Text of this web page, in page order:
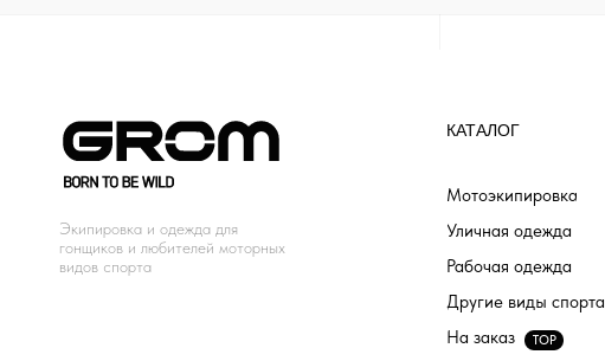
КАТАЛОГ
Мотоэкипировка
Уличная одежда
Рабочая одежда
На заказ TOP
Экипировка и одежда для
гонщиков и любителей моторных
видов спорта
Другие виды спорта